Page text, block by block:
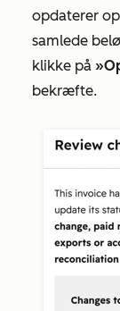
opdaterer
samlede
klikke på
bekræfte.